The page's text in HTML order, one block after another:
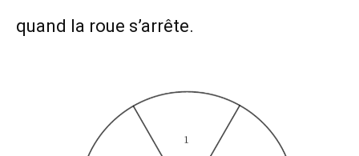
quand la roue s’arrête.